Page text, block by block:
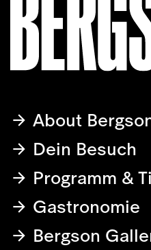
About
Dein Besuch
Programm &
Gastronomie
Bergson